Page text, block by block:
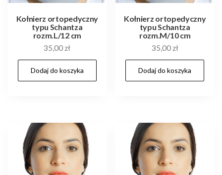
Kołnierz ortopedyczny
typu Schantza
rozm.L/12 cm
35,00 zł
Dodaj do koszyka
Kołnierz ortopedyczny
typu Schantza
rozm.M/10 cm
35,00 zł
Dodaj do koszyka